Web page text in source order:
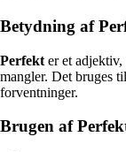
Betydning af
Perfekt er et
mangler. Det bruges
forventninger.
Brugen af